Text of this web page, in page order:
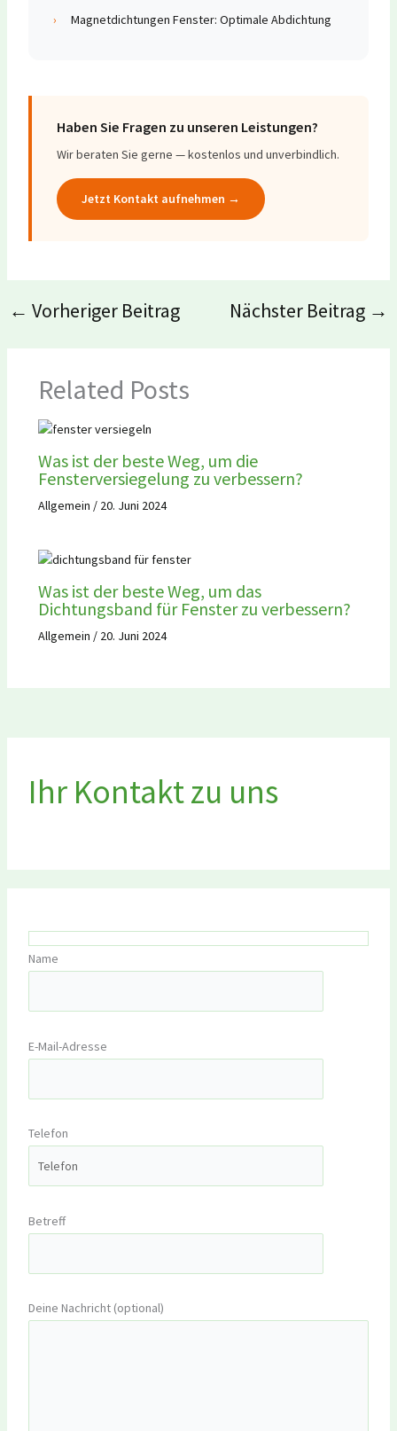
›
Magnetdichtungen Fenster: Optimale Abdichtung
Haben Sie Fragen zu unseren Leistungen?
Wir beraten Sie gerne — kostenlos und unverbindlich.
Jetzt Kontakt aufnehmen →
← Vorheriger Beitrag Nächster Beitrag →
Related Posts
Was ist der beste Weg, um die
Fensterversiegelung zu verbessern?
Allgemein / 20. Juni 2024
Was ist der beste Weg, um das
Dichtungsband für Fenster zu verbessern?
Allgemein / 20. Juni 2024
Ihr Kontakt zu uns
Name
E-Mail-Adresse
Telefon
Betreff
Deine Nachricht (optional)